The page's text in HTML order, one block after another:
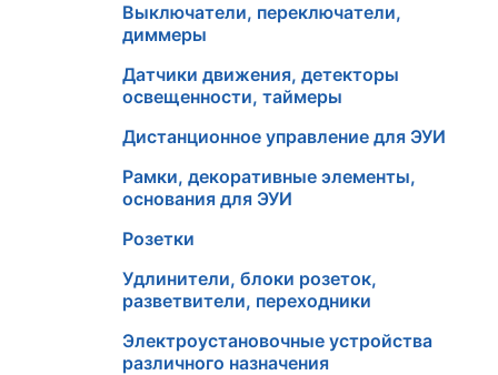
Выключатели, переключатели,
диммеры
Датчики движения, детекторы
освещенности, таймеры
Дистанционное управление для ЭУИ
Рамки, декоративные элементы,
основания для ЭУИ
Розетки
Удлинители, блоки розеток,
разветвители, переходники
Электроустановочные устройства
различного назначения